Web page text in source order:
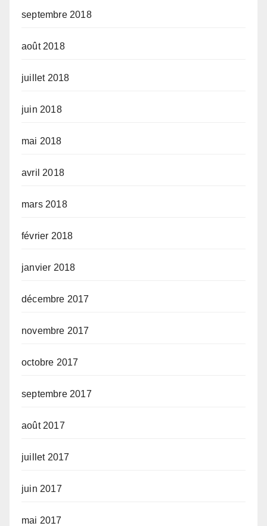
septembre 2018
août 2018
juillet 2018
juin 2018
mai 2018
avril 2018
mars 2018
février 2018
janvier 2018
décembre 2017
novembre 2017
octobre 2017
septembre 2017
août 2017
juillet 2017
juin 2017
mai 2017